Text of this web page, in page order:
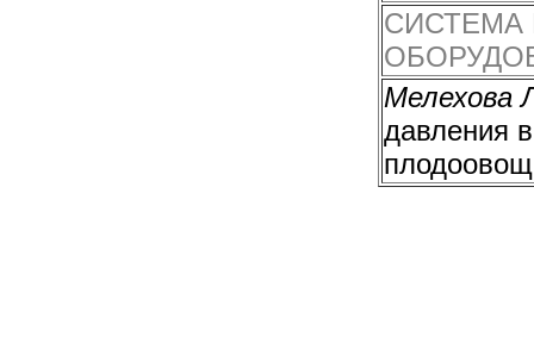
Мелехова
давления